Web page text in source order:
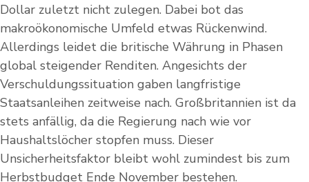
Dollar zuletzt nicht zulegen. Dabei bot das
makroökonomische Umfeld etwas Rückenwind.
Allerdings leidet die britische Währung in Phasen
global steigender Renditen. Angesichts der
Verschuldungssituation gaben langfristige
Staatsanleihen zeitweise nach. Großbritannien ist da
stets anfällig, da die Regierung nach wie vor
Haushaltslöcher stopfen muss. Dieser
Unsicherheitsfaktor bleibt wohl zumindest bis zum
Herbstbudget Ende November bestehen.